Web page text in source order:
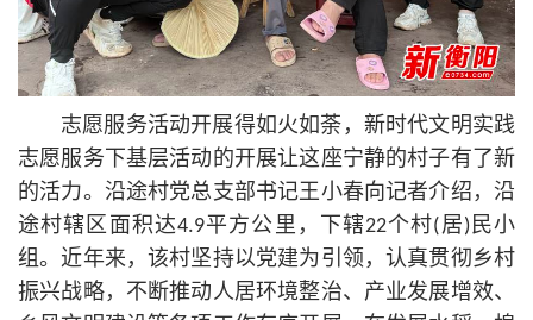
志愿服务活动开展得如火如荼，新时代文明实践
志愿服务下基层活动的开展让这座宁静的村子有了新
的活力。沿途村党总支部书记王小春向记者介绍，沿
途村辖区面积达4.9平方公里，下辖22个村(居)民小
组。近年来，该村坚持以党建为引领，认真贯彻乡村
振兴战略，不断推动人居环境整治、产业发展增效、